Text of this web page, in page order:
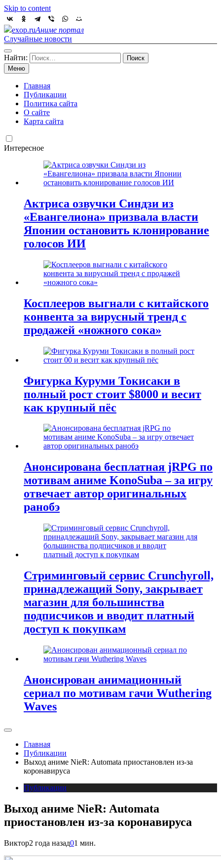
Skip to content
exop.ruАниме портал
Случайные новости
Найти:
Меню
Главная
Публикации
Политика сайта
О сайте
Карта сайта
Интересное
Актриса озвучки Синдзи из
«Евангелиона» призвала власти
Японии остановить клонирование
голосов ИИ
Косплееров выгнали с китайского
конвента за вирусный тренд с
продажей «ножного сока»
Фигурка Куруми Токисаки в
полный рост стоит $8000 и весит
как крупный пёс
Анонсирована бесплатная jRPG по
мотивам аниме KonoSuba – за игру
отвечает автор оригинальных
ранобэ
Стриминговый сервис Crunchyroll,
принадлежащий Sony, закрывает
магазин для большинства
подписчиков и вводит платный
доступ к покупкам
Анонсирован анимационный
сериал по мотивам гачи Wuthering
Waves
Главная
Публикации
Выход аниме NieR: Automata приостановлен из-за
коронавируса
Публикации
Выход аниме NieR: Automata
приостановлен из-за коронавируса
Виктор2 года назад01 мин.